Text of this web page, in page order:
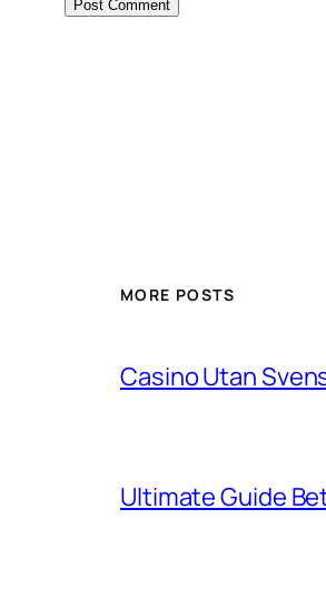
MORE POSTS
Casino Utan
Ultimate Guide